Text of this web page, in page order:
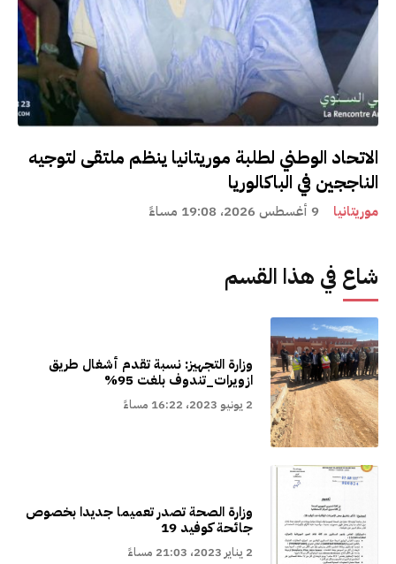
الاتحاد الوطني لطلبة موريتانيا ينظم ملتقى لتوجيه
الناججين في الباكالوريا
موريتانيا 9 أغسطس 2026، 19:08 مساءً
شاع في هذا القسم
وزارة التجهيز: نسبة تقدم أشغال طريق
ازويرات_تندوف بلغت 95%
2 يونيو 2023، 16:22 مساءً
وزارة الصحة تصدر تعميما جديدا بخصوص
جائحة كوفيد 19
2 يناير 2023، 21:03 مساءً